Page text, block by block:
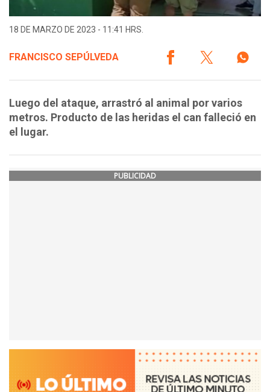
18 DE MARZO DE 2023 - 11:41 HRS.
FRANCISCO SEPÚLVEDA
Luego del ataque, arrastró al animal por varios
metros. Producto de las heridas el can falleció en
el lugar.
PUBLICIDAD